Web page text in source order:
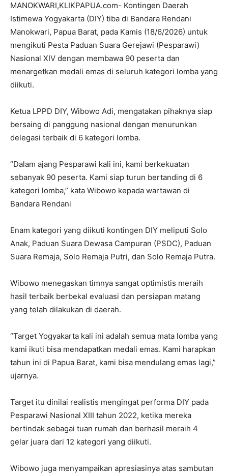
MANOKWARI,KLIKPAPUA.com- Kontingen Daerah
Istimewa Yogyakarta (DIY) tiba di Bandara Rendani
Manokwari, Papua Barat, pada Kamis (18/6/2026) untuk
mengikuti Pesta Paduan Suara Gerejawi (Pesparawi)
Nasional XIV dengan membawa 90 peserta dan
menargetkan medali emas di seluruh kategori lomba yang
diikuti.
Ketua LPPD DIY, Wibowo Adi, mengatakan pihaknya siap
bersaing di panggung nasional dengan menurunkan
delegasi terbaik di 6 kategori lomba.
“Dalam ajang Pesparawi kali ini, kami berkekuatan
sebanyak 90 peserta. Kami siap turun bertanding di 6
kategori lomba,” kata Wibowo kepada wartawan di
Bandara Rendani
Enam kategori yang diikuti kontingen DIY meliputi Solo
Anak, Paduan Suara Dewasa Campuran (PSDC), Paduan
Suara Remaja, Solo Remaja Putri, dan Solo Remaja Putra.
Wibowo menegaskan timnya sangat optimistis meraih
hasil terbaik berbekal evaluasi dan persiapan matang
yang telah dilakukan di daerah.
“Target Yogyakarta kali ini adalah semua mata lomba yang
kami ikuti bisa mendapatkan medali emas. Kami harapkan
tahun ini di Papua Barat, kami bisa mendulang emas lagi,”
ujarnya.
Target itu dinilai realistis mengingat performa DIY pada
Pesparawi Nasional XIII tahun 2022, ketika mereka
bertindak sebagai tuan rumah dan berhasil meraih 4
gelar juara dari 12 kategori yang diikuti.
Wibowo juga menyampaikan apresiasinya atas sambutan